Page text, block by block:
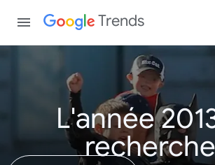
Trends
L'année